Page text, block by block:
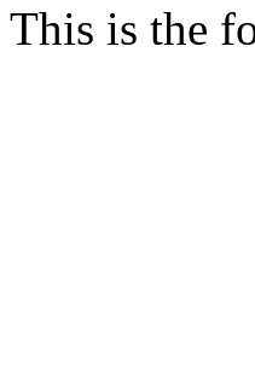
This is the